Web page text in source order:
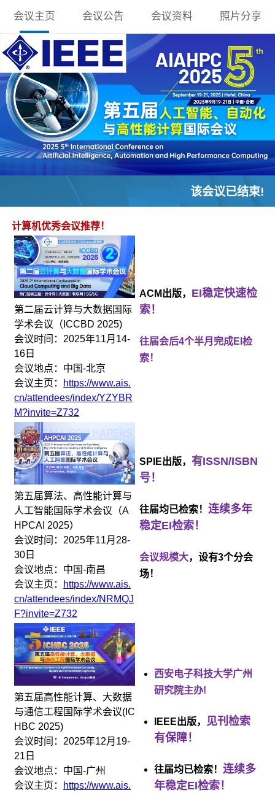
会议主页 会议公告 会议资料 照片分享
该会议已结束!
计算机优秀会议推荐！
第二届云计算与大数据国际
学术会议（ICCBD 2025)
会议时间：2025年11月14-
16日
会议地点：中国-北京
会议主页：
https://www.ais.
cn/attendees/index/YZYBR
M?invite=Z732
ACM出版， EI稳定快速检
索！
往届会后4个半月完成EI检
索！
第五届算法、高性能计算与
人工智能国际学术会议（A
HPCAI 2025）
会议时间：2025年11月28-
30日
会议地点：中国-南昌
会议主页：
https://www.ais.
cn/attendees/index/NRMQJ
F?invite=Z732
SPIE出版，有ISSN/ISBN
号！
往届均已检索！连续多年
稳定EI检索！
会议规模大，设有3个分会
场！
第五届高性能计算、大数据
与通信工程国际学术会议(IC
HBC 2025)
会议时间：2025年12月19-
21日
会议地点：中国-广州
会议主页：
https://www.ais.
西安电子科技大学广州
研究院主办!
IEEE出版， 见刊检索
有保障！
往届均已检索！ 连续多
年稳定EI检索！